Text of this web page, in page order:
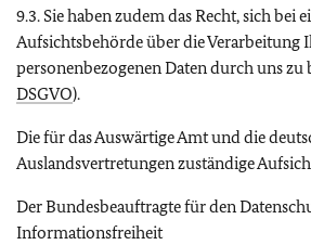
9.3. Sie haben zudem das Recht, sich bei
Aufsichtsbehörde über die Verarbeitung
personenbezogenen Daten durch uns zu
DSGVO).
Die für das Auswärtige Amt und die
Auslandsvertretungen zuständige
Der Bundesbeauftragte für den
Informationsfreiheit